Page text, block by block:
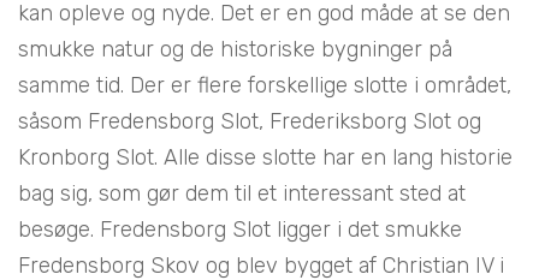
kan opleve og nyde. Det er en god måde at se den
smukke natur og de historiske bygninger på
samme tid. Der er flere forskellige slotte i området,
såsom Fredensborg Slot, Frederiksborg Slot og
Kronborg Slot. Alle disse slotte har en lang historie
bag sig, som gør dem til et interessant sted at
besøge. Fredensborg Slot ligger i det smukke
Fredensborg Skov og blev bygget af Christian IV i